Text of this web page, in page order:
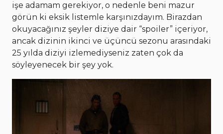
işe adamam gerekiyor, o nedenle beni mazur
görün ki eksik listemle karşınızdayım. Birazdan
okuyacağınız şeyler diziye dair “spoiler” içeriyor,
ancak dizinin ikinci ve üçüncü sezonu arasındaki
25 yılda diziyi izlemediyseniz zaten çok da
söyleyenecek bir şey yok.